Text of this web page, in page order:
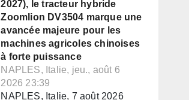
2027), le tracteur hybride
Zoomlion DV3504 marque une
avancée majeure pour les
machines agricoles chinoises
à forte puissance
NAPLES, Italie, jeu., août 6
2026 23:39
NAPLES, Italie, 7 août 2026